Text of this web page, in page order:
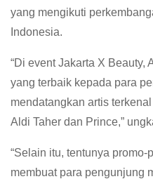
yang mengikuti
Indonesia.
“Di event Jakarta X Beauty,
yang terbaik kepada para
mendatangkan artis
Aldi Taher dan Prince,”
“Selain itu, tentunya
membuat para pengunjung